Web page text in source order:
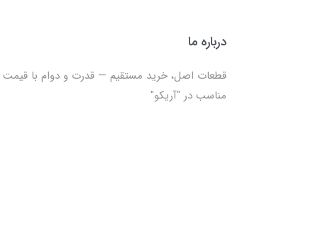
درباره ما
قطعات اصل، خرید مستقیم — قدرت و دوام با قیمت
مناسب در "آریکو"